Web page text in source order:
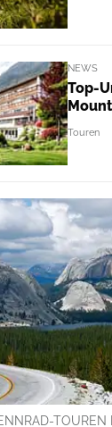
NEWS
Top-
Touren
TOUREN